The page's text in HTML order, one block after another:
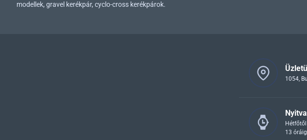
modellek, gravel kerékpár, cyclo-cross kerékpárok.
1054,
13 óráig